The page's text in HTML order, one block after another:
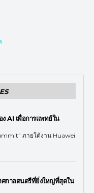
ง AI เพื่อการแพทย์ใน
ภายใต้งาน Huawei
กาลดนตรีที่ยิ่งใหญ่ที่สุดใน